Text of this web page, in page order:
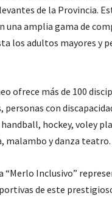
de la Provincia.
una amplia gama de
los adultos mayores y
ofrece más de 100
con
hockey, voley
malambo y danza teatro.
“Merlo Inclusivo”
de este